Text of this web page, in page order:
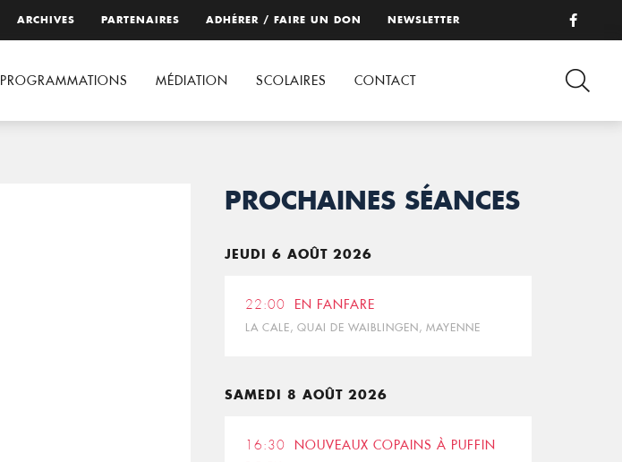
ARCHIVES PARTENAIRES ADHÉRER / FAIRE UN DON NEWSLETTER
PROGRAMMATIONS MÉDIATION SCOLAIRES CONTACT
PROCHAINES SÉANCES
JEUDI 6 AOÛT 2026
22:00 EN FANFARE
LA CALE, QUAI DE WAIBLINGEN, MAYENNE
SAMEDI 8 AOÛT 2026
16:30
NOUVEAUX COPAINS À PUFFIN